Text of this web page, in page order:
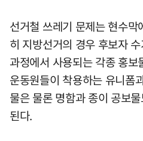
선거철 쓰레기 문제는 현수
히 지방선거의 경우 후보자
과정에서 사용되는 각종 홍
운동원들이 착용하는 유니폼
물은 물론 명함과 종이 공보
된다.